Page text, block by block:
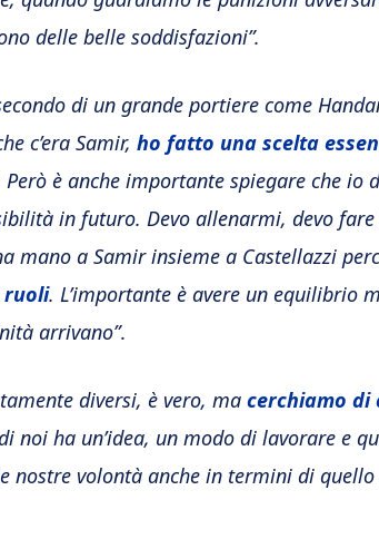
delle belle soddisfazioni”.
di un grande portiere come
c’era Samir, ho fatto una scelta
Però è anche importante spiegare che io
in futuro. Devo allenarmi, devo
mano a Samir insieme a Castellazzi
ruoli. L’importante è avere un equilibrio
arrivano”.
diversi, è vero, ma cerchiamo
noi ha un’idea, un modo di lavorare e
nostre volontà anche in termini di